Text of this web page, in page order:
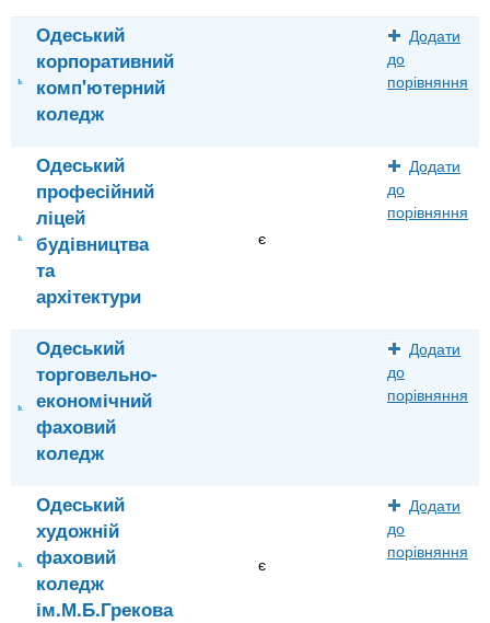
Одеський
корпоративний
комп'ютерний
коледж
Додати
до
порівняння
Одеський
професійний
ліцей
будівництва
та
архітектури
є
Додати
до
порівняння
Одеський
торговельно-
економічний
фаховий
коледж
Додати
до
порівняння
Одеський
художній
фаховий
коледж
ім.М.Б.Грекова
є
Додати
до
порівняння